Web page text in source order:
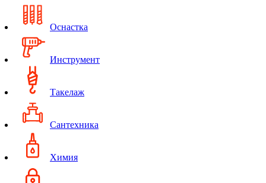
Оснастка
Инструмент
Такелаж
Сантехника
Химия